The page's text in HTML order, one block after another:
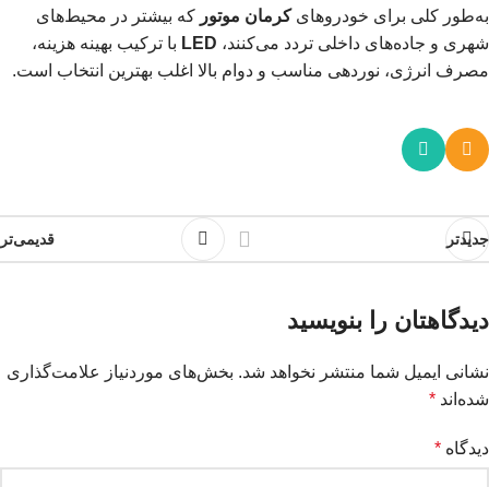
به‌طور کلی برای خودروهایکرمان موتور که بیشتر در محیط‌های
شهری و جاده‌های داخلی تردد می‌کنند، LED با ترکیب بهینه هزینه،
مصرف انرژی، نوردهی مناسب و دوام بالا اغلب بهترین انتخاب است.
جدیدتر قدیمی‌تر
دیدگاهتان را بنویسید
نشانی ایمیل شما منتشر نخواهد شد. بخش‌های موردنیاز علامت‌گذاری
شده‌اند *
دیدگاه *